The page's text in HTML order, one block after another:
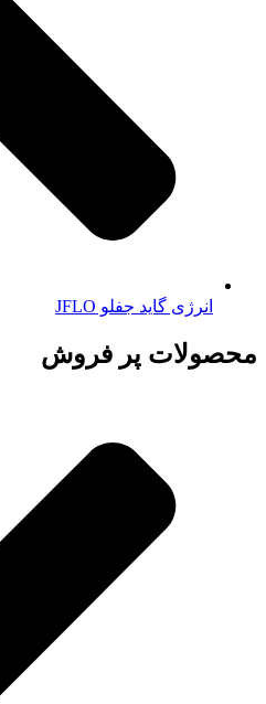
انرژی گاید جفلو JFLO
محصولات پر فروش